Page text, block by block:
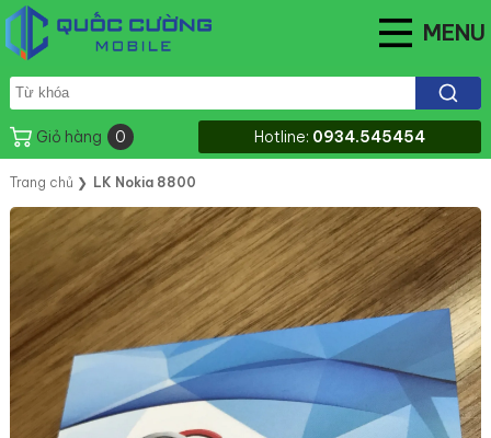
MENU
Giỏ hàng 0 Hotline: 0934.545454
Trang chủ ❯ LK Nokia 8800